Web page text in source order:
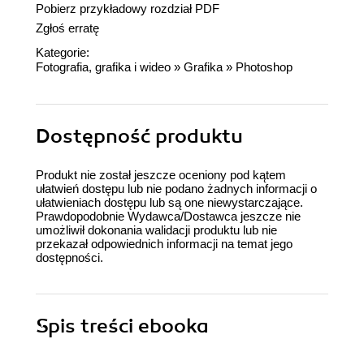
Pobierz przykładowy rozdział PDF
Zgłoś erratę
Kategorie:
Fotografia, grafika i wideo » Grafika » Photoshop
Dostępność produktu
Produkt nie został jeszcze oceniony pod kątem
ułatwień dostępu lub nie podano żadnych informacji o
ułatwieniach dostępu lub są one niewystarczające.
Prawdopodobnie Wydawca/Dostawca jeszcze nie
umożliwił dokonania walidacji produktu lub nie
przekazał odpowiednich informacji na temat jego
dostępności.
Spis treści ebooka